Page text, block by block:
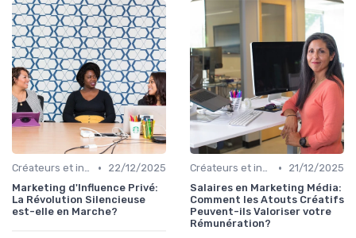
Créateurs et influence •
22/12/2025
Marketing d'Influence Privé:
La Révolution Silencieuse
est-elle en Marche?
Créateurs et influence •
21/12/2025
Salaires en Marketing Média:
Comment les Atouts Créatifs
Peuvent-ils Valoriser votre
Rémunération?